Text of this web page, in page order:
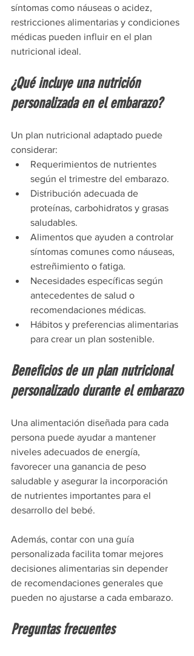
síntomas como náuseas o acidez,
restricciones alimentarias y condiciones
médicas pueden influir en el plan
nutricional ideal.
¿Qué incluye una nutrición
personalizada en el embarazo?
Un plan nutricional adaptado puede
considerar:
Requerimientos de nutrientes
según el trimestre del embarazo.
Distribución adecuada de
proteínas, carbohidratos y grasas
saludables.
Alimentos que ayuden a controlar
síntomas comunes como náuseas,
estreñimiento o fatiga.
Necesidades específicas según
antecedentes de salud o
recomendaciones médicas.
Hábitos y preferencias alimentarias
para crear un plan sostenible.
Beneficios de un plan nutricional
personalizado durante el embarazo
Una alimentación diseñada para cada
persona puede ayudar a mantener
niveles adecuados de energía,
favorecer una ganancia de peso
saludable y asegurar la incorporación
de nutrientes importantes para el
desarrollo del bebé.
Además, contar con una guía
personalizada facilita tomar mejores
decisiones alimentarias sin depender
de recomendaciones generales que
pueden no ajustarse a cada embarazo.
Preguntas frecuentes